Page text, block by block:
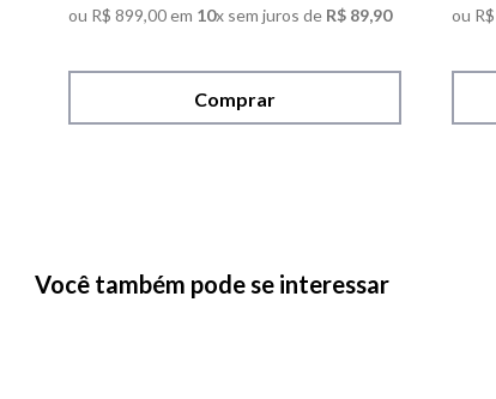
ou R$ 899,00em 10x sem juros de R$ 89,90
Comprar
ou R$
Você também pode se interessar